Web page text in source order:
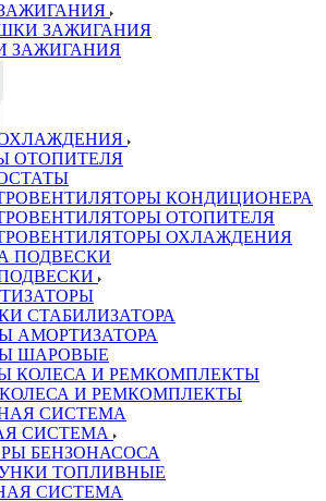
ЗАЖИГАНИЯ
ЗАЖИГАНИЯ
ОТОПИТЕЛЯ
КОНДИЦИОНЕРА
ОТОПИТЕЛЯ
ОХЛАЖДЕНИЯ
СТАБИЛИЗАТОРА
АМОРТИЗАТОРА
ШАРОВЫЕ
И РЕМКОМПЛЕКТЫ
СИСТЕМА
БЕНЗОНАСОСА
ТОПЛИВНЫЕ